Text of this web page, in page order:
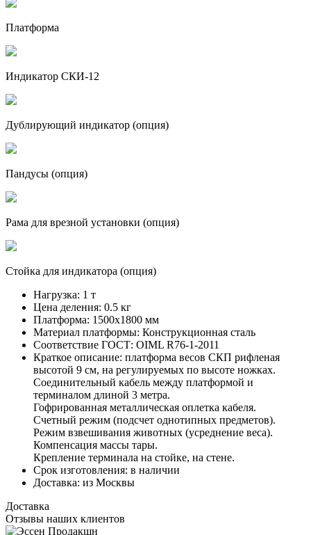
Платформа
Индикатор СКИ-12
Дублирующий индикатор (опция)
Пандусы (опция)
Рама для врезной установки (опция)
Стойка для индикатора (опция)
Нагрузка: 1 т
Цена деления: 0.5 кг
Платформа: 1500х1800 мм
Материал платформы: Конструкционная сталь
Соответствие ГОСТ: OIML R76-1-2011
Краткое описание: платформа весов СКП рифленая
высотой 9 см, на регулируемых по высоте ножках.
Соединительный кабель между платформой и
терминалом длиной 3 метра.
Гофрированная металлическая оплетка кабеля.
Счетный режим (подсчет однотипных предметов).
Режим взвешивания животных (усреднение веса).
Компенсация массы тары.
Крепление терминала на стойке, на стене.
Срок изготовления: в наличии
Доставка: из Москвы
Доставка
Отзывы наших клиентов